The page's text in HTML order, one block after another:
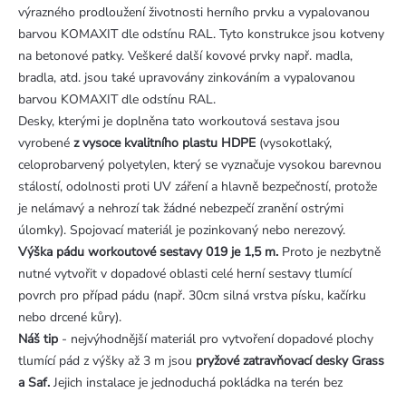
výrazného prodloužení životnosti herního prvku a vypalovanou
barvou KOMAXIT dle odstínu RAL. Tyto konstrukce jsou kotveny
na betonové patky. Veškeré další kovové prvky např. madla,
bradla, atd. jsou také upravovány zinkováním a vypalovanou
barvou KOMAXIT dle odstínu RAL.
Desky, kterými je doplněna tato workoutová sestava jsou
vyrobené z vysoce kvalitního plastu HDPE (vysokotlaký,
celoprobarvený polyetylen, který se vyznačuje vysokou barevnou
stálostí, odolnosti proti UV záření a hlavně bezpečností, protože
je nelámavý a nehrozí tak žádné nebezpečí zranění ostrými
úlomky). Spojovací materiál je pozinkovaný nebo nerezový.
Výška pádu workoutové sestavy 019 je 1,5 m. Proto je nezbytně
nutné vytvořit v dopadové oblasti celé herní sestavy tlumící
povrch pro případ pádu (např. 30cm silná vrstva písku, kačírku
nebo drcené kůry).
Náš tip - nejvýhodnější materiál pro vytvoření dopadové plochy
tlumící pád z výšky až 3 m jsou pryžové zatravňovací desky Grass
a Saf. Jejich instalace je jednoduchá pokládka na terén bez